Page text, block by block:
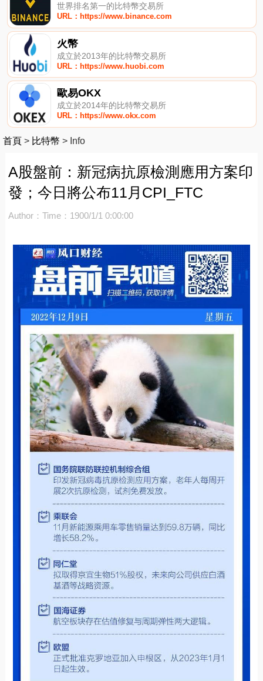
世界排名第一的比特幣交易所
URL：https://www.binance.com
火幣
成立於2013年的比特幣交易所
URL：https://www.huobi.com
歐易OKX
成立於2014年的比特幣交易所
URL：https://www.okx.com
首頁 > 比特幣 > Info
A股盤前：新冠病抗原檢測應用方案印
發；今日將公布11月CPI_FTC
Author： Time：1900/1/1 0:00:00